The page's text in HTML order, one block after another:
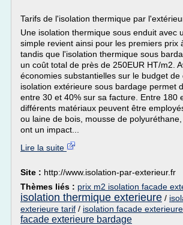
Tarifs de l'isolation thermique par
Une isolation thermique sous enduit avec
simple revient ainsi pour les premiers prix
tandis que l'isolation thermique sous
un coût total de près de 250EUR HT/m2.
économies substantielles sur le budget
isolation extérieure sous bardage permet
entre 30 et 40% sur sa facture. Entre 180
différents matériaux peuvent être
ou laine de bois, mousse de
ont un impact...
Lire la suite
Site : http://www.isolation-par-exterieur.fr
Thèmes liés : prix m2 isolation facade
isolation thermique exterieure /
exterieure tarif / isolation facade
facade exterieure bardage